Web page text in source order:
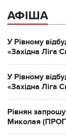
АФІША
У Рівному
«Західна Ліга
У Рівному
«Західна Ліга
Рівнян
Миколая